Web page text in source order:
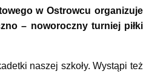
w Ostrowcu organizuje
– noworoczny turniej piłki
naszej szkoły. Wystąpi też